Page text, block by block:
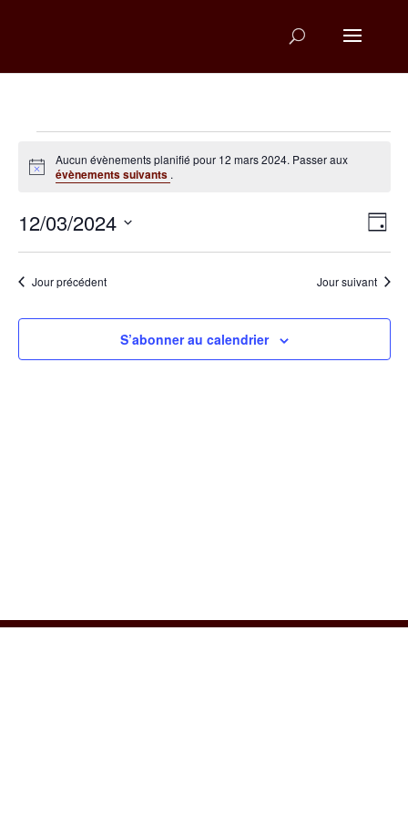
Évènements
for
12
mars
2024
Notice
Aucun évènements planifié pour 12 mars 2024. Passer aux
évènements suivants .
Jour
12/03/2024
date.Jour précédent Jour suivant
S’abonner au calendrier